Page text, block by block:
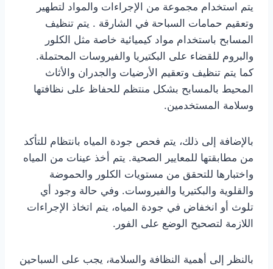
يتم استخدام مجموعة من الإجراءات والمواد لتطهير
وتعقيم حمامات السباحة في الشارقة . يتم تنظيف
المسابح باستخدام مواد كيميائية خاصة مثل الكلور
والبروم للقضاء على البكتيريا والفيروسات المحتملة.
كما يتم تنظيف وتعقيم الأرضيات والجدران والأثاث
المحيط بالمسابح بشكل منتظم للحفاظ على نظافتها
وسلامة المستخدمين.
بالإضافة إلى ذلك، يتم فحص جودة المياه بانتظام للتأكد
من مطابقتها للمعايير الصحية. يتم أخذ عينات من المياه
واختبارها للتحقق من مستويات الكلور والحموضة
والقلوية والبكتيريا والفيروسات. وفي حالة وجود أي
تلوث أو انخفاض في جودة المياه، يتم اتخاذ الإجراءات
اللازمة لتصحيح الوضع على الفور.
بالنظر إلى أهمية النظافة والسلامة، يجب على السباحين